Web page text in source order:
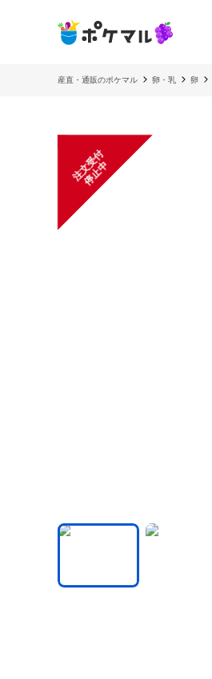
産直・通販のポケマル 卵・乳 卵
注
文
受
付
停
止
中